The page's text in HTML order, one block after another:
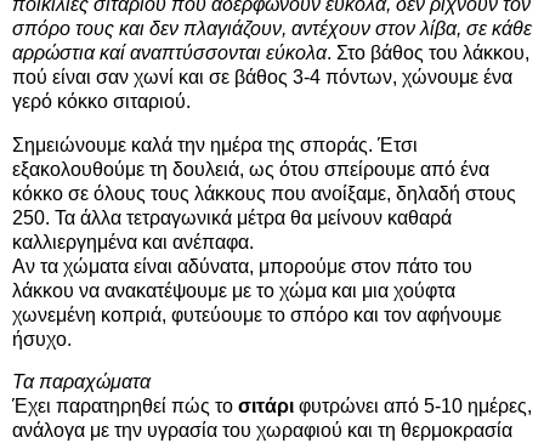
σπόρο τους και δεν πλαγιάζουν, αντέχουν στον λίβα, σε κάθε
αρρώστια καί αναπτύσσονται εύκολα. Στο βάθος του λάκκου,
πού είναι σαν χωνί και σε βάθος 3-4 πόντων, χώνουμε ένα
γερό κόκκο σιταριού.
Σημειώνουμε καλά την ημέρα της σποράς. Έτσι
εξακολουθούμε τη δουλειά, ως ότου σπείρουμε από ένα
κόκκο σε όλους τους λάκκους που ανοίξαμε, δηλαδή στους
250. Τα άλλα τετραγωνικά μέτρα θα μείνουν καθαρά
καλλιεργημένα και ανέπαφα.
Αν τα χώματα είναι αδύνατα, μπορούμε στον πάτο του
λάκκου να ανακατέψουμε με το χώμα και μια χούφτα
χωνεμένη κοπριά, φυτεύουμε το σπόρο και τον αφήνουμε
ήσυχο.
Τα παραχώματα
Έχει παρατηρηθεί πώς το σιτάρι φυτρώνει από 5-10 ημέρες,
ανάλογα με την υγρασία του χωραφιού και τη θερμοκρασία